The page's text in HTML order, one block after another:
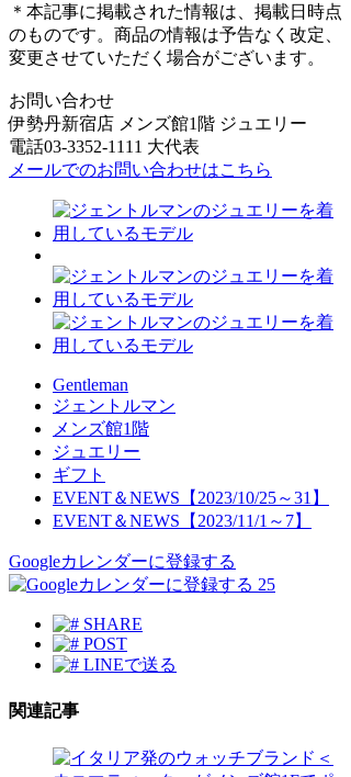
＊本記事に掲載された情報は、掲載日時点
のものです。商品の情報は予告なく改定、
変更させていただく場合がございます。
お問い合わせ
伊勢丹新宿店 メンズ館1階 ジュエリー
電話03-3352-1111 大代表
メールでのお問い合わせはこちら
Gentleman
ジェントルマン
メンズ館1階
ジュエリー
ギフト
EVENT＆NEWS【2023/10/25～31】
EVENT＆NEWS【2023/11/1～7】
Googleカレンダーに登録する
25
SHARE
POST
LINEで送る
関連記事